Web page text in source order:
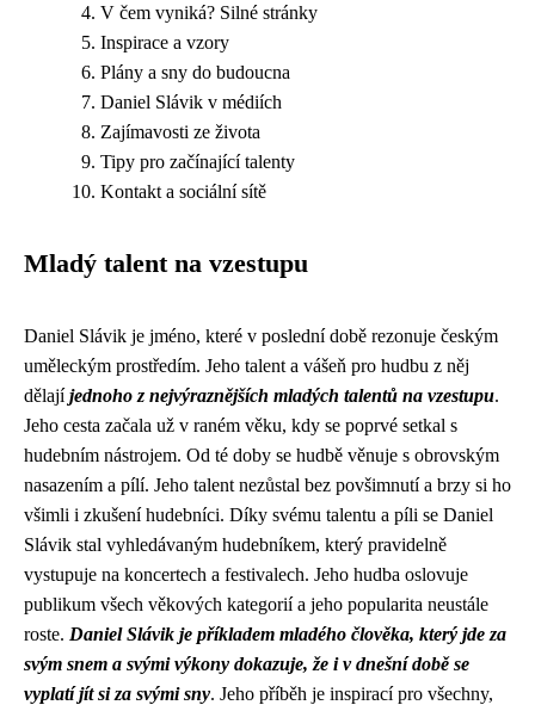
V čem vyniká? Silné stránky
Inspirace a vzory
Plány a sny do budoucna
Daniel Slávik v médiích
Zajímavosti ze života
Tipy pro začínající talenty
Kontakt a sociální sítě
Mladý talent na vzestupu
Daniel Slávik je jméno, které v poslední době rezonuje českým
uměleckým prostředím. Jeho talent a vášeň pro hudbu z něj
dělajíjednoho z nejvýraznějších mladých talentů na vzestupu.
Jeho cesta začala už v raném věku, kdy se poprvé setkal s
hudebním nástrojem. Od té doby se hudbě věnuje s obrovským
nasazením a pílí. Jeho talent nezůstal bez povšimnutí a brzy si ho
všimli i zkušení hudebníci. Díky svému talentu a píli se Daniel
Slávik stal vyhledávaným hudebníkem, který pravidelně
vystupuje na koncertech a festivalech. Jeho hudba oslovuje
publikum všech věkových kategorií a jeho popularita neustále
roste. Daniel Slávik je příkladem mladého člověka, který jde za
svým snem a svými výkony dokazuje, že i v dnešní době se
vyplatí jít si za svými sny. Jeho příběh je inspirací pro všechny,